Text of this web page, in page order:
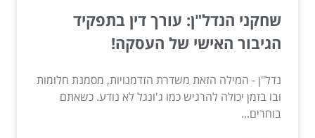
שחקני הנדל"ן: עורך דין בתפקיד
הגיבור האישי של העסקה!
נדל"ן - המילה הזאת משדרת הזדמנויות, מסמנת חלומות
ובו בזמן יכולה להרגיש כמו ג'ונגל לא נודע. כשאתם
בוחרים...